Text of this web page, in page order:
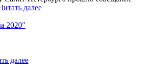
далее
2020"
далее